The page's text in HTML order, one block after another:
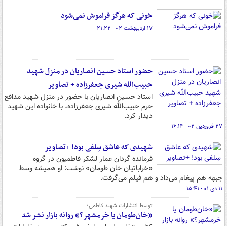
خونی که هرگز فراموش نمی‌شود
۱۷ اردیبهشت ۰۲ - ۲۱:۲۲
حضور استاد حسین انصاریان در منزل شهید
حبیب‌الله شیری جعفرزاده + تصاویر
استاد حسین انصاریان با حضور در منزل شهید مدافع
حرم حبیب‌الله شیری جعفرزاده، با خانواده این شهید
دیدار کرد.
۲۷ فروردین ۰۲ - ۱۶:۱۴
شهیدی که عاشق سِلفی بود! +تصاویر
فرمانده گردان عمار لشکر فاطمیون در گروه
«خراباتیان خان طومان» نوشت: او همیشه وسط
جبهه هم پیغام می‌داد و هم فیلم می‌گرفت.
۱۱ دی ۰۱ - ۱۵:۴۱
توسط انتشارات شهید کاظمی؛
«خان‌طومان یا خرمشهر؟» روانه بازار نشر شد